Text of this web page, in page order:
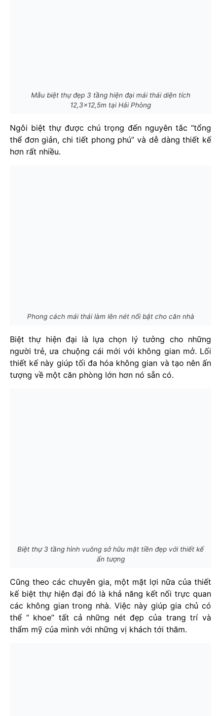
Mẫu biệt thự đẹp 3 tầng hiện đại mái thái diện tích
12,3x12,5m tại Hải Phòng
Ngôi biệt thự được chú trọng đến nguyên tắc “tổng
thể đơn giản, chi tiết phong phú” và dễ dàng thiết kế
hơn rất nhiều.
Phong cách mái thái làm lên nét nổi bật cho căn nhà
Biệt thự hiện đại là lựa chọn lý tưởng cho những
người trẻ, ưa chuộng cái mới với không gian mở. Lối
thiết kế này giúp tối đa hóa không gian và tạo nên ấn
tượng về một căn phòng lớn hơn nó sẵn có.
Biệt thự 3 tầng hình vuông sở hữu mặt tiền đẹp với thiết kế
ấn tượng
Cũng theo các chuyên gia, một mặt lợi nữa của thiết
kế biệt thự hiện đại đó là khả năng kết nối trực quan
các không gian trong nhà. Việc này giúp gia chủ có
thể “ khoe” tất cả những nét đẹp của trang trí và
thẩm mỹ của mình với những vị khách tới thăm.